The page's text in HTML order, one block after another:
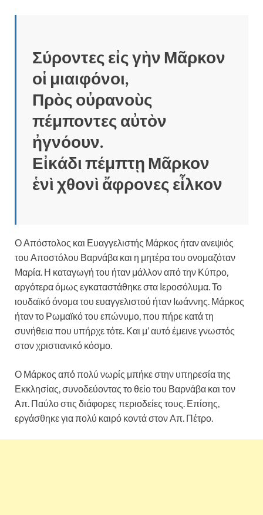
Σύροντες εἰς γὴν Μᾶρκον
οἱ μιαιφόνοι,
Πρὸς οὐρανοὺς
πέμποντες αὐτὸν
ἠγνόουν.
Εἰκάδι πέμπτῃ Μᾶρκον
ἑνὶ χθονὶ ἄφρονες εἷλκον
Ο Απόστολος και Ευαγγελιστής Μάρκος ήταν ανεψιός
του Αποστόλου Βαρνάβα και η μητέρα του ονομαζόταν
Μαρία. Η καταγωγή του ήταν μάλλον από την Κύπρο,
αργότερα όμως εγκαταστάθηκε στα Ιεροσόλυμα. Το
ιουδαϊκό όνομα του ευαγγελιστού ήταν Ιωάννης. Μάρκος
ήταν το Ρωμαϊκό του επώνυμο, που πήρε κατά τη
συνήθεια που υπήρχε τότε. Και μ’ αυτό έμεινε γνωστός
στον χριστιανικό κόσμο.
Ο Μάρκος από πολύ νωρίς μπήκε στην υπηρεσία της
Εκκλησίας, συνοδεύοντας το θείο του Βαρνάβα και τον
Απ. Παύλο στις διάφορες περιοδείες τους. Επίσης,
εργάσθηκε για πολύ καιρό κοντά στον Απ. Πέτρο.